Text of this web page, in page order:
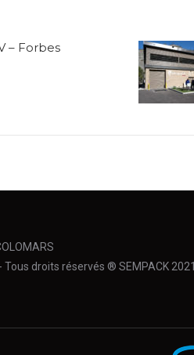
– Forbes
Tous droits réservés ® SEMPACK 2021